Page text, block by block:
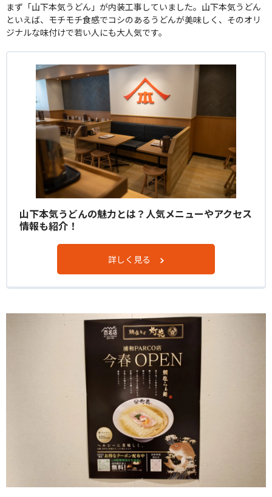
まず「山下本気うどん」が内装工事していました。山下本気うどん
といえば、モチモチ食感でコシのあるうどんが美味しく、そのオリ
ジナルな味付けで若い人にも大人気です。
山下本気うどんの魅力とは？人気メニューやアクセス
情報も紹介！
詳しく見る